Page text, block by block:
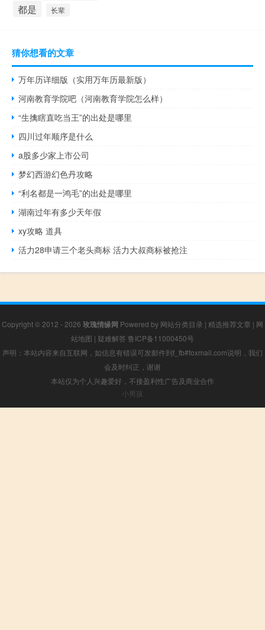
都是 长辈
猜你想看的文章
万年历详细版（实用万年历最新版）
河南教育学院吧（河南教育学院怎么样）
“生擒瞎直吃当王”的出处是哪里
四川过年顺序是什么
a股多少家上市公司
梦幻西游幻色丹攻略
“利名都是一鸿毛”的出处是哪里
湖南过年有多少天年假
xy攻略 道具
活力28申请三个老头商标 活力大叔商标被抢注
Copyright © 2012 - 2026 玫瑰情缘网 Powered by 网站分类目录 | 精选推荐文章 | 网
站地图 | 疑难解答 鲁ICP备11000450号
声明：本站内容来自互联网，如信息有错误可发邮件到f_fb#foxmail.com说明，我们
会及时纠正，谢谢
本站仅为个人兴趣爱好，不接盈利性广告及商业合作
小男孩